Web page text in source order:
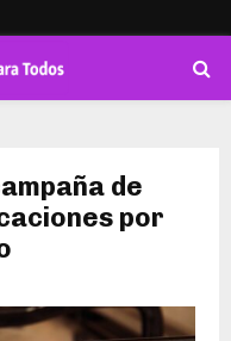
de
por